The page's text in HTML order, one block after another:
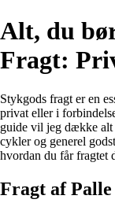
Alt, du
Fragt:
Stykgods fragt er en
privat eller i
guide vil jeg dække alt
cykler og generel
hvordan du får fragtet
Fragt af